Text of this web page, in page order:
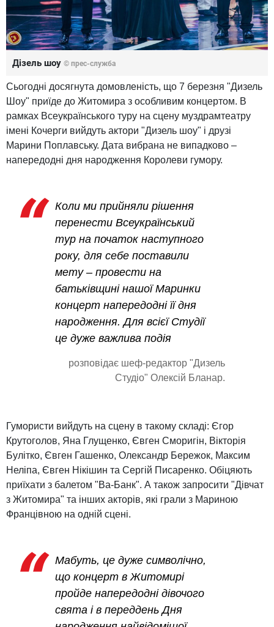
Дізель шоу © прес-служба
Сьогодні досягнута домовленість, що 7 березня "Дизель
Шоу" приїде до Житомира з особливим концертом. В
рамках Всеукраїнського туру на сцену муздрамтеатру
імені Кочерги вийдуть актори "Дизель шоу" і друзі
Марини Поплавську. Дата вибрана не випадково –
напередодні дня народження Королеви гумору.
Коли ми прийняли рішення
перенести Всеукраїнський
тур на початок наступного
року, для себе поставили
мету – провести на
батьківщині нашої Маринки
концерт напередодні її дня
народження. Для всієї Студії
це дуже важлива подія
розповідає шеф-редактор "Дизель
Студіо" Олексій Бланар.
Гумористи вийдуть на сцену в такому складі: Єгор
Крутоголов, Яна Глущенко, Євген Сморигін, Вікторія
Булітко, Євген Гашенко, Олександр Бережок, Максим
Неліпа, Євген Нікішин та Сергій Писаренко. Обіцяють
приїхати з балетом "Ва-Банк". А також запросити "Дівчат
з Житомира" та інших акторів, які грали з Мариною
Францівною на одній сцені.
Мабуть, це дуже символічно,
що концерт в Житомирі
пройде напередодні дівочого
свята і в переддень Дня